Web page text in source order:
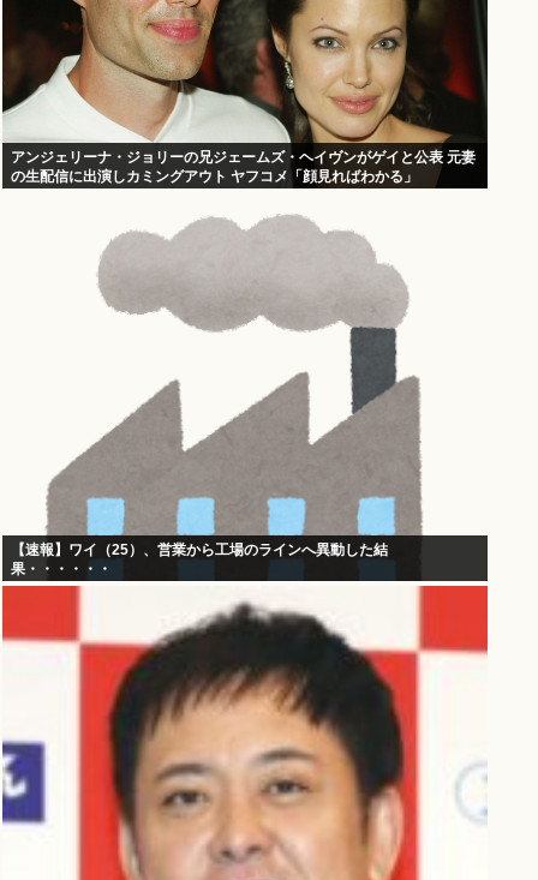
アンジェリーナ・ジョリーの兄ジェームズ・ヘイヴンがゲイと公表 元妻
の生配信に出演しカミングアウト ヤフコメ「顔見ればわかる」
【速報】ワイ（25）、営業から工場のラインへ異動した結
果・・・・・・